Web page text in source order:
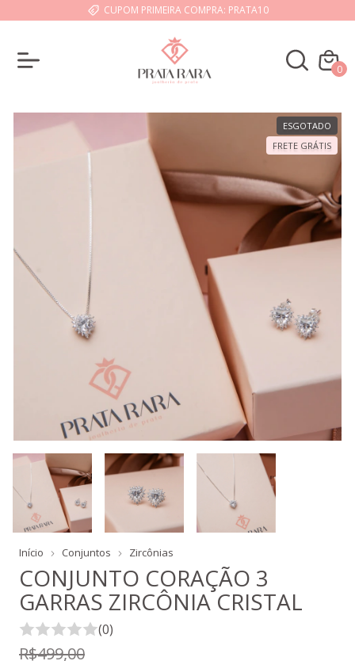
CUPOM PRIMEIRA COMPRA: PRATA10
0
ESGOTADO
FRETE GRÁTIS
Início Conjuntos Zircônias
CONJUNTO CORAÇÃO 3
GARRAS ZIRCÔNIA CRISTAL
(0)
R$499,00